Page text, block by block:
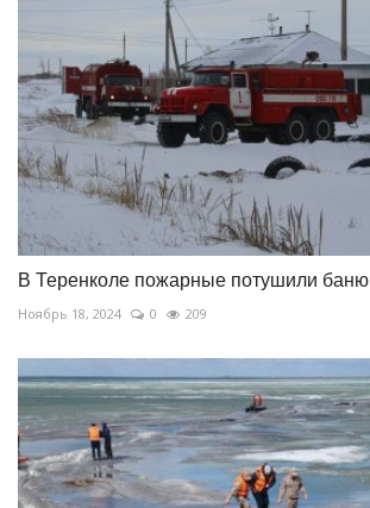
В Теренколе пожарные потушили баню
Ноябрь 18, 2024 0 209